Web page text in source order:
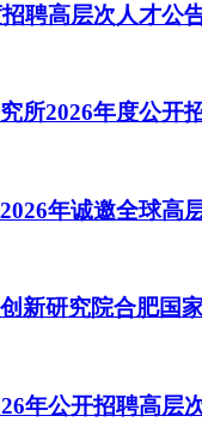
聘高层次人才公
所2026年度公开
年诚邀全球高
新研究院合肥国
年公开招聘高层